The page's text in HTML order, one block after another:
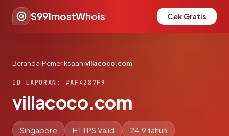
S991mostWhois Cek Gratis
Beranda›Pemeriksaan›villacoco.com
ID LAPORAN: #AF4287F9
villacoco.com
Singapore HTTPS Valid 24.9 tahun